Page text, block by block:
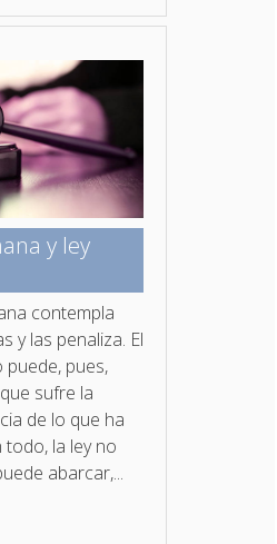
y ley
contempla
y las penaliza. El
pues,
sufre la
de lo que ha
todo, la ley no
abarcar,...